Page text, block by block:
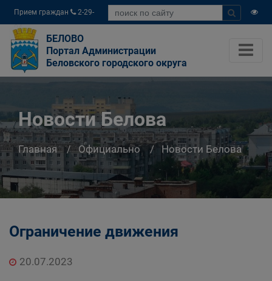
Прием граждан
2-29-
04
БЕЛОВО
Портал Администрации
Беловского городского округа
Новости Белова
Главная Официально Новости Белова
Ограничение движения
20.07.2023